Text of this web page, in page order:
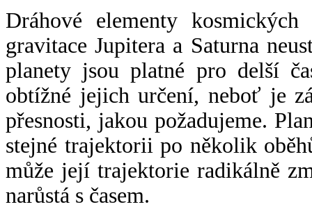
Dráhové elementy
gravitace Jupitera a Saturna
planety jsou platné pro delší
obtížné jejich určení, neboť je
přesnosti, jakou požadujeme.
stejné trajektorii po několik
může její trajektorie radikálně
narůstá s časem.